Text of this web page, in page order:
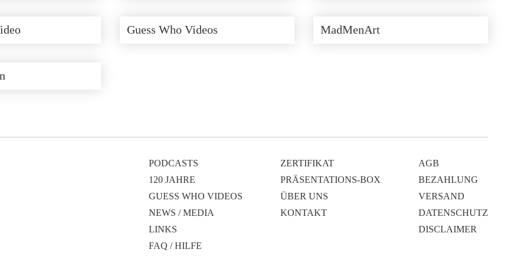
Guess Who Videos MadMenArt
PODCASTS
120 JAHRE
GUESS WHO VIDEOS
NEWS / MEDIA
LINKS
FAQ / HILFE
ZERTIFIKAT
PRÄSENTATIONS-BOX
ÜBER UNS
KONTAKT
AGB
BEZAHLUNG
VERSAND
DATENSCHUTZ
DISCLAIMER